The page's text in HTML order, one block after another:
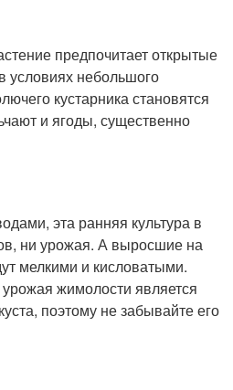
предпочитает открытые
условиях небольшого
кустарника становятся
и ягоды, существенно
эта ранняя культура в
ни урожая. А выросшие на
мелкими и кисловатыми.
жимолости является
поэтому не забывайте его